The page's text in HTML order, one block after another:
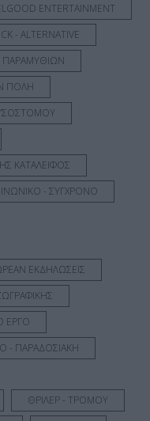
ENTERTAINMENT
- ALTERNATIVE
ΠΟΛΗ
ΚΑΤΑΛΕΙΦΟΣ
- ΣΥΓΧΡΟΝΟ
ΕΚΔΗΛΩΣΕΙΣ
ΕΡΓΟ
- ΠΑΡΑΔΟΣΙΑΚΗ
ΘΡΙΛΕΡ - ΤΡΟΜΟΥ